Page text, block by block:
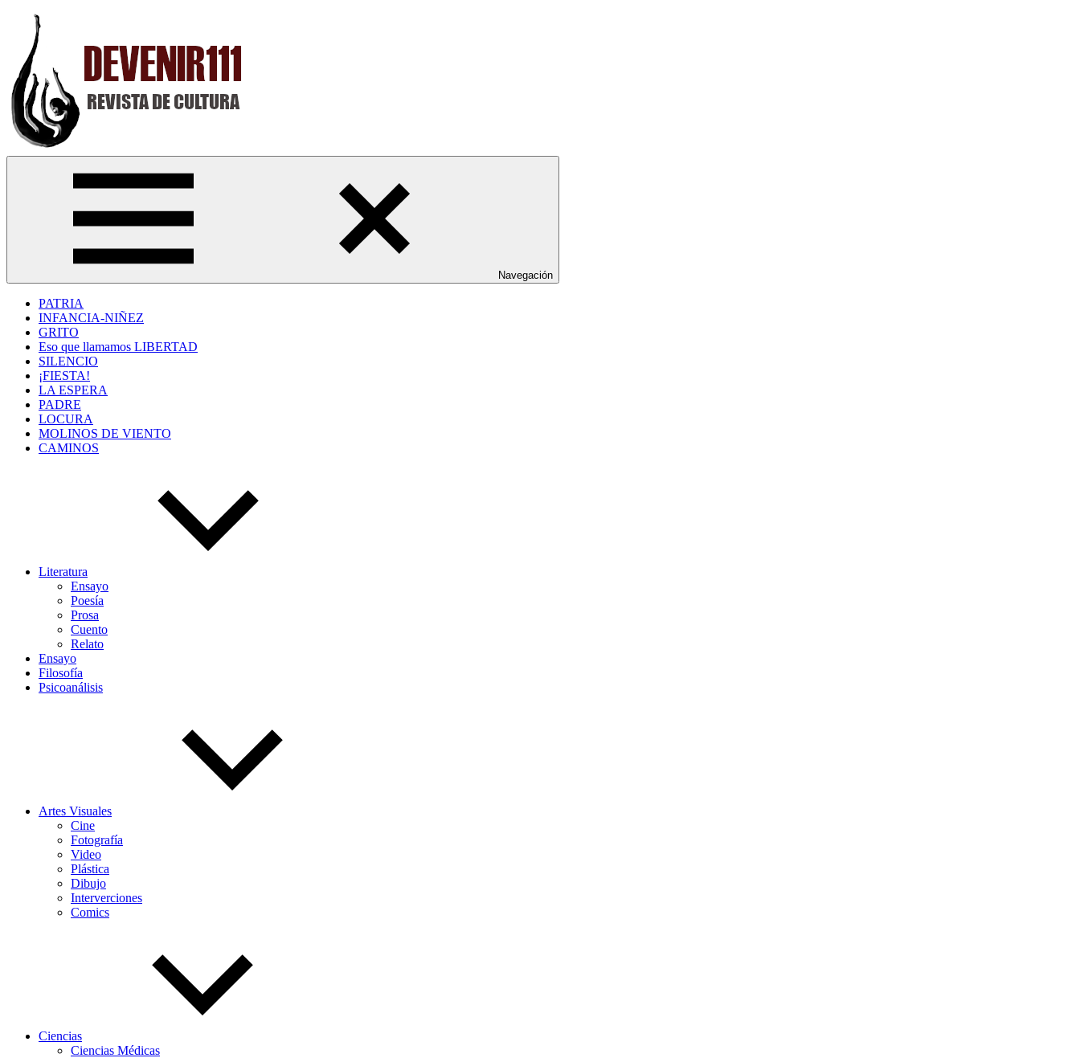
Saltar
contenido
Navegación
PATRIA
INFANCIA-NIÑEZ
GRITO
Eso que llamamos LIBERTAD
SILENCIO
¡FIESTA!
LA ESPERA
PADRE
LOCURA
MOLINOS DE VIENTO
CAMINOS
Literatura
Ensayo
Poesía
Prosa
Cuento
Relato
Ensayo
Filosofía
Psicoanálisis
Artes Visuales
Cine
Fotografía
Video
Plástica
Dibujo
Interverciones
Comics
Ciencias
Ciencias Médicas